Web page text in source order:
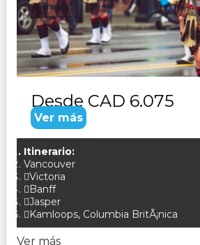
10Días
Noches
Paquete Turistico de 10 dias 9
Desde CAD 6.075
Ver más
Itinerario:
Vancouver
Victoria
Banff
Jasper
Kamloops, Columbia BritÃ¡nica
Ver más